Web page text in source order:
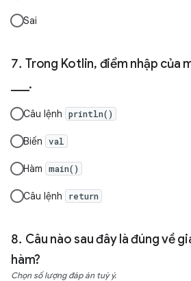
Sai
Trong Kotlin, điểm nhập của
___.
Câu lệnh println()
Biến val
Hàm main()
Câu lệnh return
Câu nào sau đây là đúng về
hàm?
Chọn số lượng đáp án tuỳ ý.